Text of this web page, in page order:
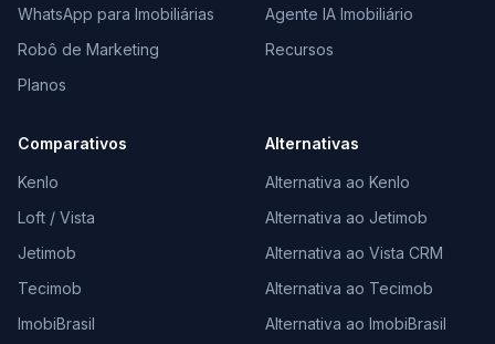
WhatsApp para Imobiliárias
Robô de Marketing
Planos
Agente IA Imobiliário
Recursos
Comparativos
Kenlo
Loft / Vista
Jetimob
Tecimob
ImobiBrasil
Alternativas
Alternativa ao Kenlo
Alternativa ao Jetimob
Alternativa ao Vista CRM
Alternativa ao Tecimob
Alternativa ao ImobiBrasil